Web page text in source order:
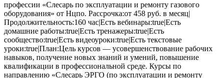
профессии «Слесарь по эксплуатации и ремонту газового
оборудования» от Нцпо. Рассрочка:от 458 руб. в месяц|
Продолжительность:160 час|Есть вебинары:true|Есть
домашние работы:true|Есть тренажеры:true|Есть
сообщество:true|Есть видеоуроки:true|Есть текстовые
уроки:true|План:Цель курсов — усовершенствование рабочих
навыков, получение новых знаний и умений, повышение
квалификации в профессиональной среде. Курсы по
направлению «Слесарь ЭРГО (по эксплуатации и ремонту